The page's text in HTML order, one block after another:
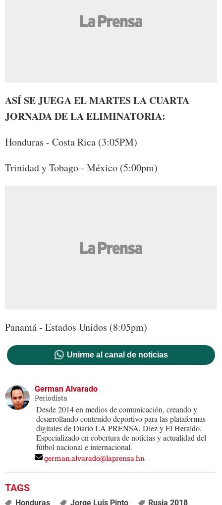
ASÍ SE JUEGA EL MARTES LA CUARTA
JORNADA DE LA ELIMINATORIA:
Honduras - Costa Rica (3:05PM)
Trinidad y Tobago - México (5:00pm)
Panamá - Estados Unidos (8:05pm)
Unirme al canal de noticias
German Alvarado
Periodista
Desde 2014 en medios de comunicación, creando y
desarrollando contenido deportivo para las plataformas
digitales de Diario LA PRENSA, Diez y El Heraldo.
Especializado en cobertura de noticias y actualidad del
fútbol nacional e internacional.
german.alvarado@laprensa.hn
Honduras Jorge Luis Pinto Rusia 2018